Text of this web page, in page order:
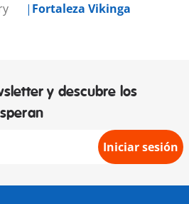
Fortaleza Vikinga
y descubre los
Iniciar sesión